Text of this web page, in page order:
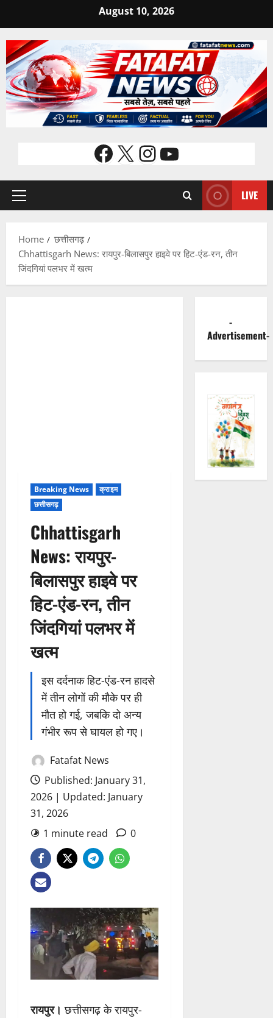
content
August 10, 2026
Facebook
X Instagram
YouTube
Primary
LIVE
Home
छत्तीसगढ़
Chhattisgarh News: रायपुर-बिलासपुर हाइवे पर हिट-एंड-रन, तीन
जिंदगियां पलभर में खत्म
Breaking News
क्राइम
छत्तीसगढ़
Chhattisgarh
News: रायपुर-
बिलासपुर हाइवे पर
हिट-एंड-रन, तीन
जिंदगियां पलभर में
खत्म
इस दर्दनाक हिट-एंड-रन हादसे
में तीन लोगों की मौके पर ही
मौत हो गई, जबकि दो अन्य
गंभीर रूप से घायल हो गए।
Fatafat News
Published: January 31,
2026 | Updated: January
31, 2026
1 minute read
0
रायपुर। छत्तीसगढ़ के रायपुर-
-
Advertisement-